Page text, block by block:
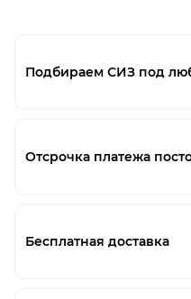
Подбираем СИЗ под
Отсрочка платежа
Бесплатная доставка